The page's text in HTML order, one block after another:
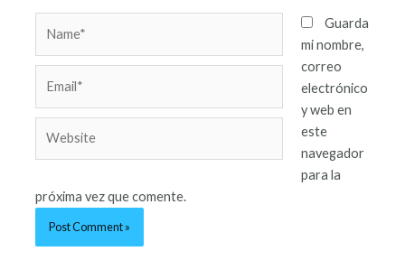
Guarda
mi nombre,
correo
electrónico
y web en
este
navegador
para la
próxima vez que comente.